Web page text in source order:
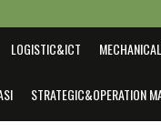
LOGISTIC&ICT
STRATEGIC&OPERATION